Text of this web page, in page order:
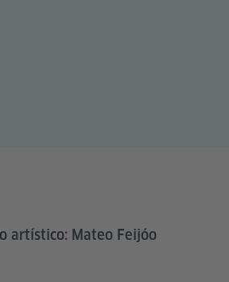
artístico: Mateo Feijóo